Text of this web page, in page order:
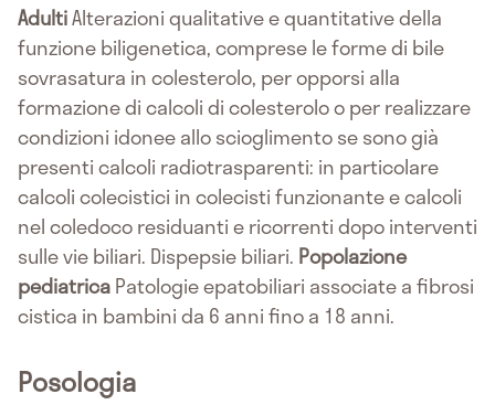
AdultiAlterazioni qualitative e quantitative della
funzione biligenetica, comprese le forme di bile
sovrasatura in colesterolo, per opporsi alla
formazione di calcoli di colesterolo o per realizzare
condizioni idonee allo scioglimento se sono già
presenti calcoli radiotrasparenti: in particolare
calcoli colecistici in colecisti funzionante e calcoli
nel coledoco residuanti e ricorrenti dopo interventi
sulle vie biliari. Dispepsie biliari. Popolazione
pediatricaPatologie epatobiliari associate a fibrosi
cistica in bambini da 6 anni fino a 18 anni.
Posologia